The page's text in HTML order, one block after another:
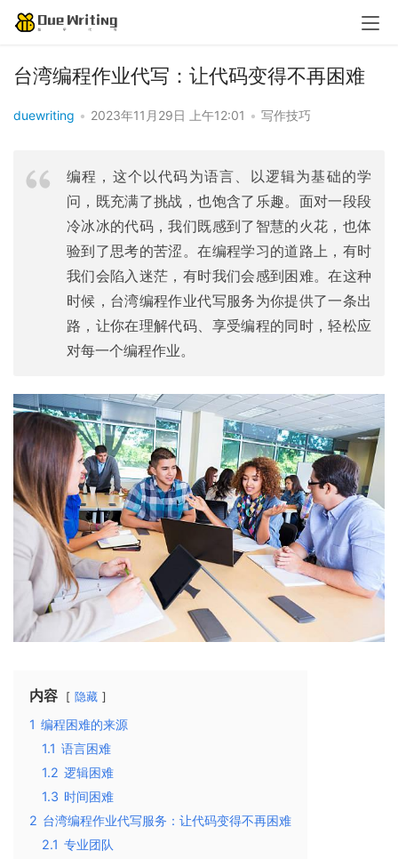
台湾编程作业代写：让代码变得不再困难
duewriting • 2023年11月29日 上午12:01 • 写作技巧
编程，这个以代码为语言、以逻辑为基础的学
问，既充满了挑战，也饱含了乐趣。面对一段段
冷冰冰的代码，我们既感到了智慧的火花，也体
验到了思考的苦涩。在编程学习的道路上，有时
我们会陷入迷茫，有时我们会感到困难。在这种
时候，台湾编程作业代写服务为你提供了一条出
路，让你在理解代码、享受编程的同时，轻松应
对每一个编程作业。
内容 隐藏
1 编程困难的来源
1.1 语言困难
1.2 逻辑困难
1.3 时间困难
2 台湾编程作业代写服务：让代码变得不再困难
2.1 专业团队